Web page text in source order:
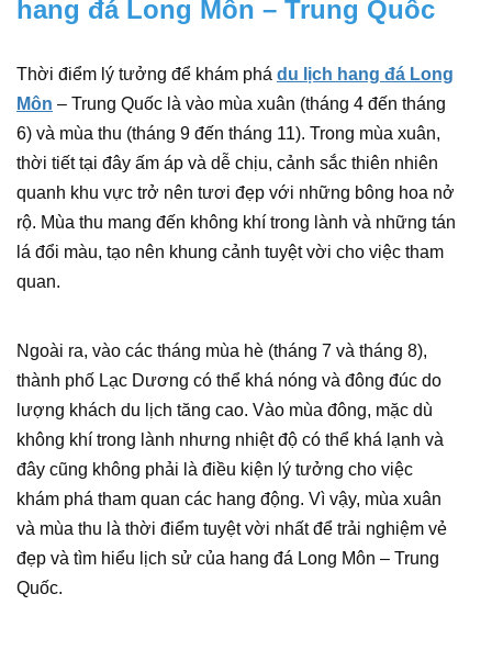
hang đá Long Môn – Trung Quốc
Thời điểm lý tưởng để khám phá du lịch hang đá Long
Môn – Trung Quốc là vào mùa xuân (tháng 4 đến tháng
6) và mùa thu (tháng 9 đến tháng 11). Trong mùa xuân,
thời tiết tại đây ấm áp và dễ chịu, cảnh sắc thiên nhiên
quanh khu vực trở nên tươi đẹp với những bông hoa nở
rộ. Mùa thu mang đến không khí trong lành và những tán
lá đổi màu, tạo nên khung cảnh tuyệt vời cho việc tham
quan.
Ngoài ra, vào các tháng mùa hè (tháng 7 và tháng 8),
thành phố Lạc Dương có thể khá nóng và đông đúc do
lượng khách du lịch tăng cao. Vào mùa đông, mặc dù
không khí trong lành nhưng nhiệt độ có thể khá lạnh và
đây cũng không phải là điều kiện lý tưởng cho việc
khám phá tham quan các hang động. Vì vậy, mùa xuân
và mùa thu là thời điểm tuyệt vời nhất để trải nghiệm vẻ
đẹp và tìm hiểu lịch sử của hang đá Long Môn – Trung
Quốc.